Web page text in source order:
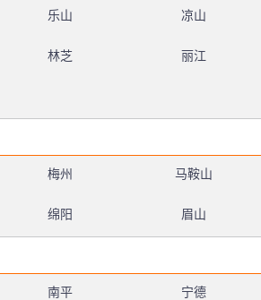
乐山 凉山
林芝 丽江
梅州 马鞍山
绵阳 眉山
南平 宁德